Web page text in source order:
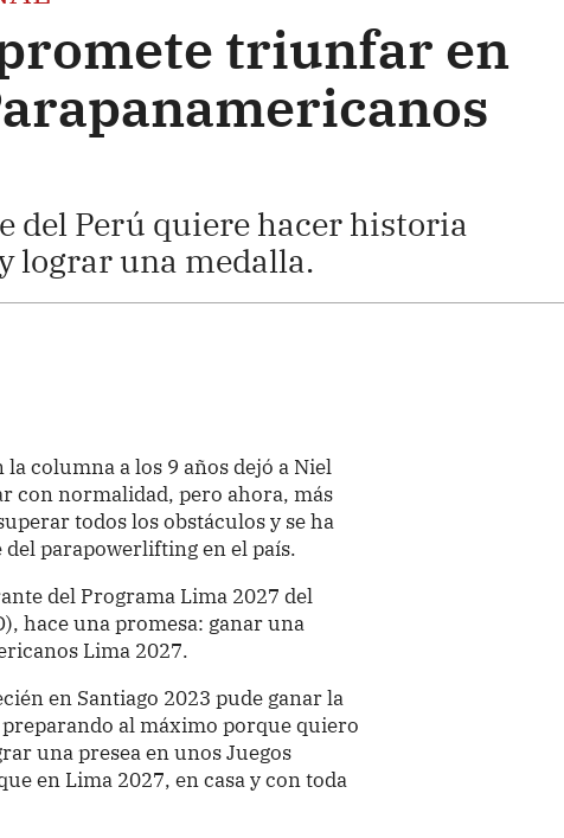
triunfar en
del Perú quiere hacer historia
lograr una medalla.
la columna a los 9 años dejó a Niel
con normalidad, pero ahora, más
todos los obstáculos y se ha
parapowerlifting en el país.
del Programa Lima 2027 del
hace una promesa: ganar una
Lima 2027.
en Santiago 2023 pude ganar la
al máximo porque quiero
una presea en unos Juegos
en Lima 2027, en casa y con toda